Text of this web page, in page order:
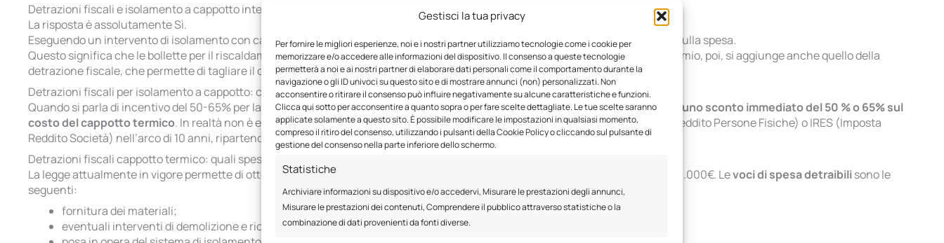
Gestisci la tua privacy
Per fornire le migliori esperienze, noi e i nostri partner utilizziamo tecnologie come i cookie per
memorizzare e/o accedere alle informazioni del dispositivo. Il consenso a queste tecnologie
permetterà a noi e ai nostri partner di elaborare dati personali come il comportamento durante la
navigazione o gli ID univoci su questo sito e di mostrare annunci (non) personalizzati. Non
acconsentire o ritirare il consenso può influire negativamente su alcune caratteristiche e funzioni.
Clicca qui sotto per acconsentire a quanto sopra o per fare scelte dettagliate. Le tue scelte saranno
applicate solamente a questo sito. È possibile modificare le impostazioni in qualsiasi momento,
compreso il ritiro del consenso, utilizzando i pulsanti della Cookie Policy o cliccando sul pulsante di
gestione del consenso nella parte inferiore dello schermo.
Statistiche
Archiviare informazioni su dispositivo e/o accedervi, Misurare le prestazioni degli annunci,
Misurare le prestazioni dei contenuti, Comprendere il pubblico attraverso statistiche o la
combinazione di dati provenienti da fonti diverse.
Detrazioni fiscali e isolamento a cappotto interno: si risparmia veramente?
La risposta è assolutamente Sì.
Eseguendo un intervento di isolamento con cappotto termico interno si ottengono due vantaggi contemporanei, sui consumi e sulla spesa.
Questo significa che le bollette per il riscaldamento e il raffreddamento della casa caleranno notevolmente. Oltre a questo risparmio, poi, si aggiunge anche quello della
detrazione fiscale, che permette di tagliare il costo dell’intervento (appunto) del 50%- 65%.
Detrazioni fiscali per isolamento a cappotto: come funziona.
Quando si parla di incentivo del 50-65% per la realizzazione del cappotto termico interno, questo potrebbe far pensare che ci sia uno sconto immediato del 50 % o 65% sul
costo del cappotto termico. In realtà non è esattamente così, l’importo viene restituito tramite uno sconto su IRPEF (Imposta Reddito Persone Fisiche) o IRES (Imposta
Reddito Società) nell’arco di 10 anni, ripartendo la cifra totale in dieci quote di pari importo.
Detrazioni fiscali cappotto termico: quali spese si possono detrarre.
La legge attualmente in vigore permette di ottenere unadetrazione del 65% per i lavori eseguiti fino ad un limite massimo di 60.000€. Levoci di spesa detraibilisono le
seguenti:
fornitura dei materiali;
eventuali interventi di demolizione e ricostruzione del rivestimento esterno;